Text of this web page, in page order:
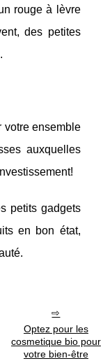
rouge à lèvre
des petites
votre ensemble
auxquelles
petits gadgets
en bon état,
Optez pour les
cosmetique bio pour
votre bien-être